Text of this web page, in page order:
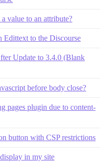
value to an attribute?
Edittext to the Discourse
Update to 3.4.0 (Blank
before body close?
pages plugin due to content-
button with CSP restrictions
in my site